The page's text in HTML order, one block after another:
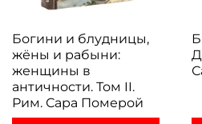
Богини и блудницы,
жёны и рабыни:
женщины в
античности. Том II.
Рим. Сара Померой